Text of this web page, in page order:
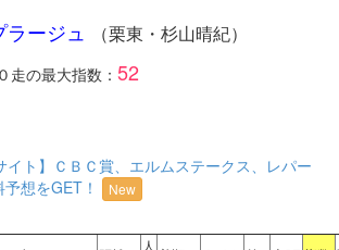
ージュ （栗東・杉山晴紀）
走の最大指数： 52
イト】ＣＢＣ賞、エルムステークス、レパー
想をGET！
New
人